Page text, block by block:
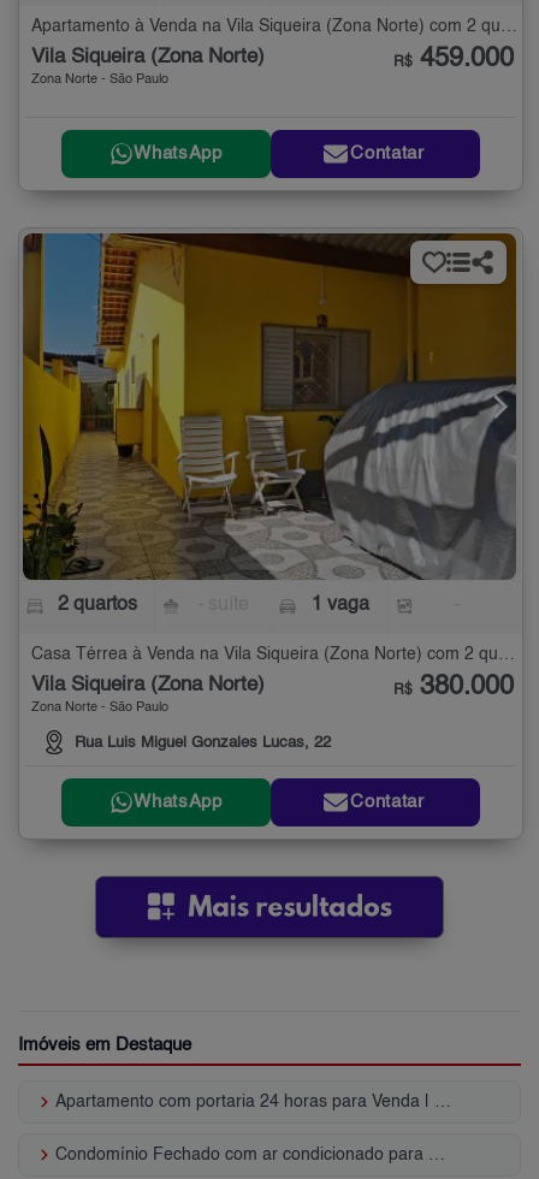
Vila Siqueira (Zona Norte)
Zona Norte - São Paulo
R$ 459.000
WhatsApp Contatar
2 quartos 1 vaga
Vila Siqueira (Zona Norte)
Zona Norte - São Paulo
Rua Luis Miguel Gonzales Lucas, 22
R$ 380.000
WhatsApp Contatar
Imóveis em Destaque
keyboard_arrow_right Apartamento com portaria 24 horas para Venda | Vila Siqueira (Zona Norte)
keyboard_arrow_right Condomínio Fechado com ar condicionado para Venda | Vila Siqueira (Zona Norte)